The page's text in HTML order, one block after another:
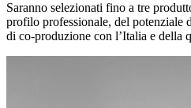
Saranno selezionati fino a tre
profilo professionale, del potenziale
di co-produzione con l’Italia e della